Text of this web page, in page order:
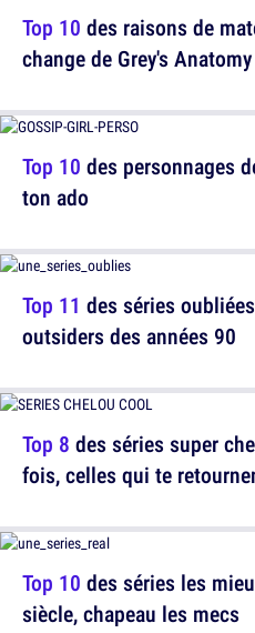
Top 10 des raisons de
change de Grey's Anatomy
Top 11 des séries
outsiders des années 90
Top 10 des séries les
siècle, chapeau les mecs
Top 10 des personnages
ton ado
Top 8 des séries super
fois, celles qui te